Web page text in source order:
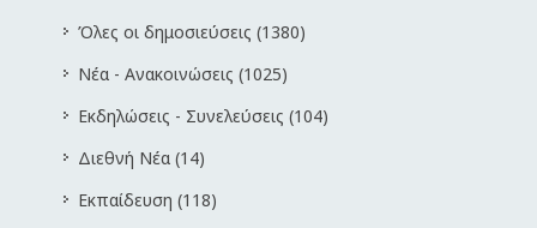
Όλες οι δημοσιεύσεις (1380)
Νέα - Ανακοινώσεις (1025)
Εκδηλώσεις - Συνελεύσεις (104)
Διεθνή Νέα (14)
Εκπαίδευση (118)